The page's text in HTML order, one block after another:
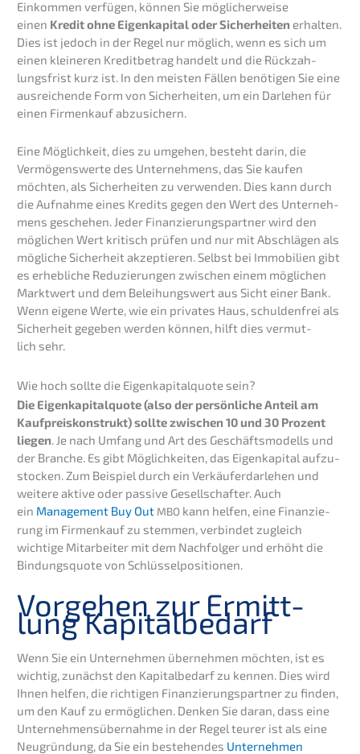
Einkom­men verfü­gen, können Sie mögli­cher­wei­se
einen Kredit ohne Eigen­ka­pi­tal oder Sicher­hei­ten erhal­ten.
Dies ist jedoch in der Regel nur möglich, wenn es sich um
einen kleine­ren Kredit­be­trag handelt und die Rückzah­
lungs­frist kurz ist. In den meisten Fällen benöti­gen Sie eine
ausrei­chen­de Form von Sicher­hei­ten, um ein Darle­hen für
einen Firmen­kauf abzusichern.
Eine Möglich­keit, dies zu umgehen, besteht darin, die
Vermö­gens­wer­te des Unter­neh­mens, das Sie kaufen
möchten, als Sicher­hei­ten zu verwen­den. Dies kann durch
die Aufnah­me eines Kredits gegen den Wert des Unter­neh­
mens gesche­hen. Jeder Finanz­ierungs­partner wird den
mögli­chen Wert kritisch prüfen und nur mit Abschlä­gen als
mögli­che Sicher­heit akzep­tie­ren. Selbst bei Immobi­li­en gibt
es erheb­li­che Reduzie­run­gen zwischen einem mögli­chen
Markt­wert und dem Belei­hungs­wert aus Sicht einer Bank.
Wenn eigene Werte, wie ein priva­tes Haus, schul­den­frei als
Sicher­heit gegeben werden können, hilft dies vermut­
lich sehr.
Wie hoch sollte die Eigen­ka­pi­tal­quo­te sein?
Die Eigen­ka­pi­tal­quo­te (also der persön­li­che Anteil am
Kaufpreis­kon­strukt) sollte zwischen 10 und 30 Prozent
liegen. Je nach Umfang und Art des Geschäfts­mo­dells und
der Branche. Es gibt Möglich­kei­ten, das Eigen­ka­pi­tal aufzu­
sto­cken. Zum Beispiel durch ein Verkäu­fer­dar­le­hen und
weite­re aktive oder passi­ve Gesell­schaf­ter. Auch
ein Manage­ment Buy Out MBO kann helfen, eine Finan­zie­
rung im Firmen­kauf zu stemmen, verbin­det zugleich
wichti­ge Mitar­bei­ter mit dem Nachfol­ger und erhöht die
Bindungs­quo­te von Schlüsselpositionen.
Vorge­hen zur Ermitt­
lung Kapitalbedarf
Wenn Sie ein Unter­neh­men überneh­men möchten, ist es
wichtig, zunächst den Kapital­be­darf zu kennen. Dies wird
Ihnen helfen, die richti­gen Finanz­ierungs­partner zu finden,
um den Kauf zu ermög­li­chen. Denken Sie daran, dass eine
Unter­neh­mens­über­nah­me in der Regel teurer ist als eine
Neugrün­dung, da Sie ein bestehen­des Unter­neh­men